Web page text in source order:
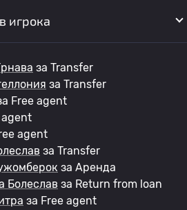
игрока
за Transfer
за Transfer
Free agent
agent
agent
за Transfer
за Аренда
Болеслав за Return from loan
за Free agent